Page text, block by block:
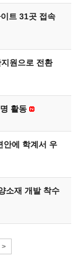
트 31곳 접속
원으로 전환
활동
안에 학계서 우
소재 개발 착수
>